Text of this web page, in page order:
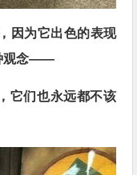
因为它出色的表现
观念——
它们也永远都不该